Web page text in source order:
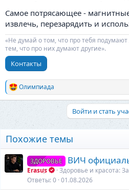
Самое потрясающее -
извлечь, перезарядить и
«Не думай о том, что про тебя
тем, что про них думают другие».
Контакты
Р
е
и
и
:
Олимпиада
Войти и стать
Похожие темы
ЗДОРОВЬЕ ВИЧ
Erasus
Здоровье и красота:
Ответы 0 01.08.2026